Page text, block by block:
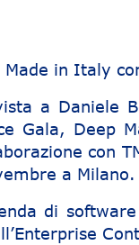
Made in Italy
a Daniele
Gala, Deep
con
a Milano.
di